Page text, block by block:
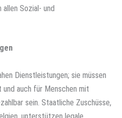
allen Sozial- und
Dienstleistungen; sie müssen
auch für Menschen mit
sein. Staatliche Zuschüsse,
unterstützen legale